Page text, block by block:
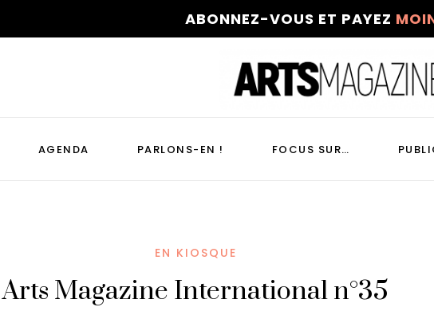
ABONNEZ-VOUS ET PAYEZ
AGENDA PARLONS-EN ! FOCUS SUR…
EN KIOSQUE
Arts Magazine International n°35